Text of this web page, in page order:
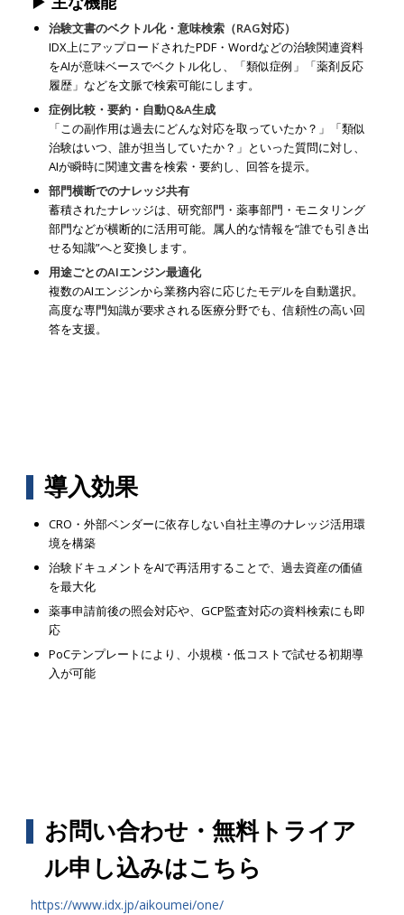
治験文書のベクトル化・意味検索（RAG対応）
IDX上にアップロードされたPDF・Wordなどの治験関連資料
をAIが意味ベースでベクトル化し、「類似症例」「薬剤反応
履歴」などを文脈で検索可能にします。
症例比較・要約・自動Q&A生成
「この副作用は過去にどんな対応を取っていたか？」「類似
治験はいつ、誰が担当していたか？」といった質問に対し、
AIが瞬時に関連文書を検索・要約し、回答を提示。
部門横断でのナレッジ共有
蓄積されたナレッジは、研究部門・薬事部門・モニタリング
部門などが横断的に活用可能。属人的な情報を“誰でも引き出
せる知識”へと変換します。
用途ごとのAIエンジン最適化
複数のAIエンジンから業務内容に応じたモデルを自動選択。
高度な専門知識が要求される医療分野でも、信頼性の高い回
答を支援。
導入効果
CRO・外部ベンダーに依存しない自社主導のナレッジ活用環
境を構築
治験ドキュメントをAIで再活用することで、過去資産の価値
を最大化
薬事申請前後の照会対応や、GCP監査対応の資料検索にも即
応
PoCテンプレートにより、小規模・低コストで試せる初期導
入が可能
お問い合わせ・無料トライア
ル申し込みはこちら
https://www.idx.jp/aikoumei/one/